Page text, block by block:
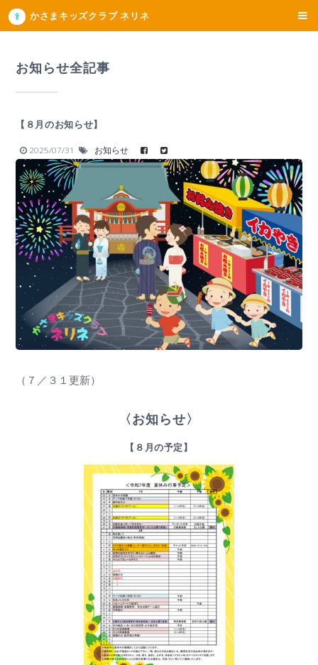
かさまキッズクラブ ネリネ
お知らせ全記事
【８月のお知らせ】
2025/07/31 お知らせ
（７／３１更新）
〈お知らせ〉
【８月の予定】